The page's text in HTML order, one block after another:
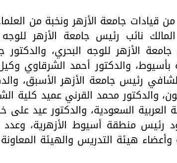
قيادات جامعة الأزهر ونخبة من
نائب رئيس جامعة الأزهر
الأزهر للوجه البحري، والدكتور
بأسيوط، والدكتور أحمد الشرقاوي
رئيس جامعة الأزهر الأسبق،
والدكتور محمد القرني عميد كلية
العربية السعودية، والدكتور عيد على
رئيس منطقة أسيوط الأزهرية،
وأعضاء هيئة التدريس والهيئة